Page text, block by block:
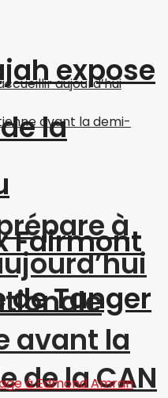
à
avant la
de la CAN
expose
la
Fairmont
de Tanger